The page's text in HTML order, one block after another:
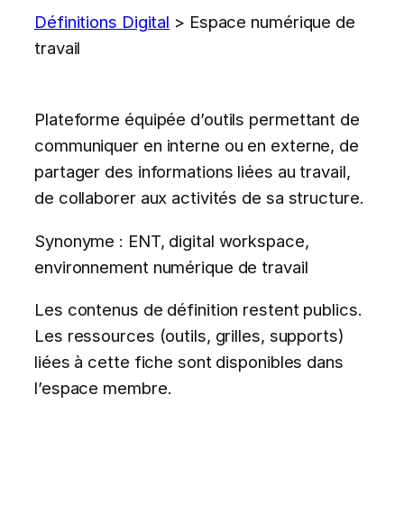
Définitions Digital > Espace numérique de
travail
Plateforme équipée d’outils permettant de
communiquer en interne ou en externe, de
partager des informations liées au travail,
de collaborer aux activités de sa structure.
Synonyme : ENT, digital workspace,
environnement numérique de travail
Les contenus de définition restent publics.
Les ressources (outils, grilles, supports)
liées à cette fiche sont disponibles dans
l’espace membre.